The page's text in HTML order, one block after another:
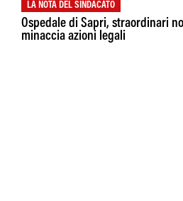
LA NOTA DEL SINDACATO
Ospedale di Sapri, straordinari
minaccia azioni legali